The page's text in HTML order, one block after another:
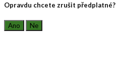
Opravdu chcete zrušit předplatné?
Ano Ne